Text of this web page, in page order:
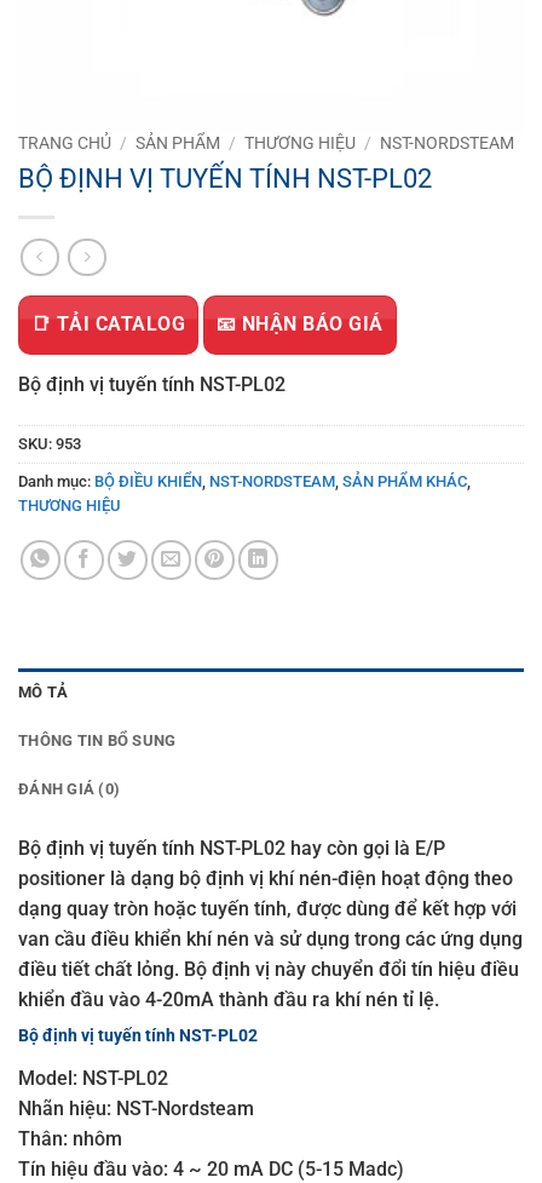
TRANG CHỦ / SẢN PHẨM / THƯƠNG HIỆU / NST-NORDSTEAM
BỘ ĐỊNH VỊ TUYẾN TÍNH NST-PL02
📑 TẢI CATALOG 📧 NHẬN BÁO GIÁ
Bộ định vị tuyến tính NST-PL02
SKU: 953
Danh mục: BỘ ĐIỀU KHIỂN, NST-NORDSTEAM, SẢN PHẨM KHÁC,
THƯƠNG HIỆU
MÔ TẢ
THÔNG TIN BỔ SUNG
ĐÁNH GIÁ (0)
Bộ định vị tuyến tính NST-PL02 hay còn gọi là E/P
positioner là dạng bộ định vị khí nén-điện hoạt động theo
dạng quay tròn hoặc tuyến tính, được dùng để kết hợp với
van cầu điều khiển khí nén và sử dụng trong các ứng dụng
điều tiết chất lỏng. Bộ định vị này chuyển đổi tín hiệu điều
khiển đầu vào 4-20mA thành đầu ra khí nén tỉ lệ.
Bộ định vị tuyến tính NST-PL02
Model: NST-PL02
Nhãn hiệu: NST-Nordsteam
Thân: nhôm
Tín hiệu đầu vào: 4 ~ 20 mA DC (5-15 Madc)